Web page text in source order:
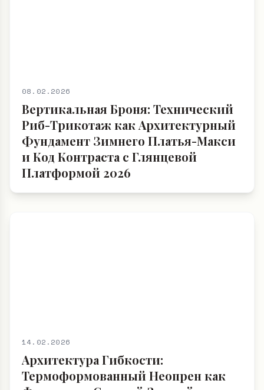
08.02.2026
Вертикальная Броня: Технический
Риб-Трикотаж как Архитектурный
Фундамент Зимнего Платья-Макси
и Код Контраста с Глянцевой
Платформой 2026
14.02.2026
Архитектура Гибкости:
Термоформованный Неопрен как